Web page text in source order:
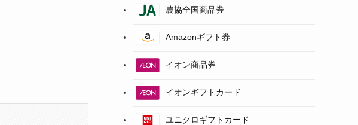
農協全国商品券
Amazonギフト券
イオン商品券
イオンギフトカード
ユニクロギフトカード